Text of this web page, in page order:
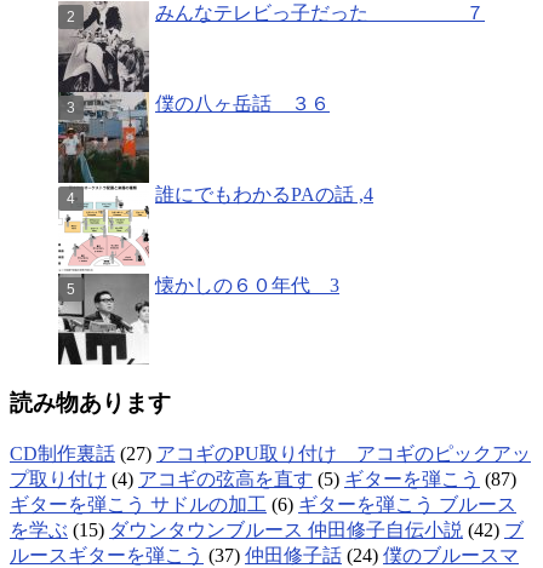
みんなテレビっ子だった ７
僕の八ヶ岳話 ３６
誰にでもわかるPAの話 ,4
懐かしの６０年代 3
読み物あります
CD制作裏話 (27) アコギのPU取り付け アコギのピックアッ
プ取り付け (4) アコギの弦高を直す (5) ギターを弾こう (87)
ギターを弾こう サドルの加工 (6) ギターを弾こう ブルース
を学ぶ (15) ダウンタウンブルース 仲田修子自伝小説 (42) ブ
ルースギターを弾こう (37) 仲田修子話 (24) 僕のブルースマ